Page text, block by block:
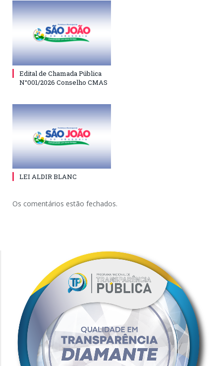
Edital de Chamada Pública
N°001/2026 Conselho CMAS
LEI ALDIR BLANC
Os comentários estão fechados.